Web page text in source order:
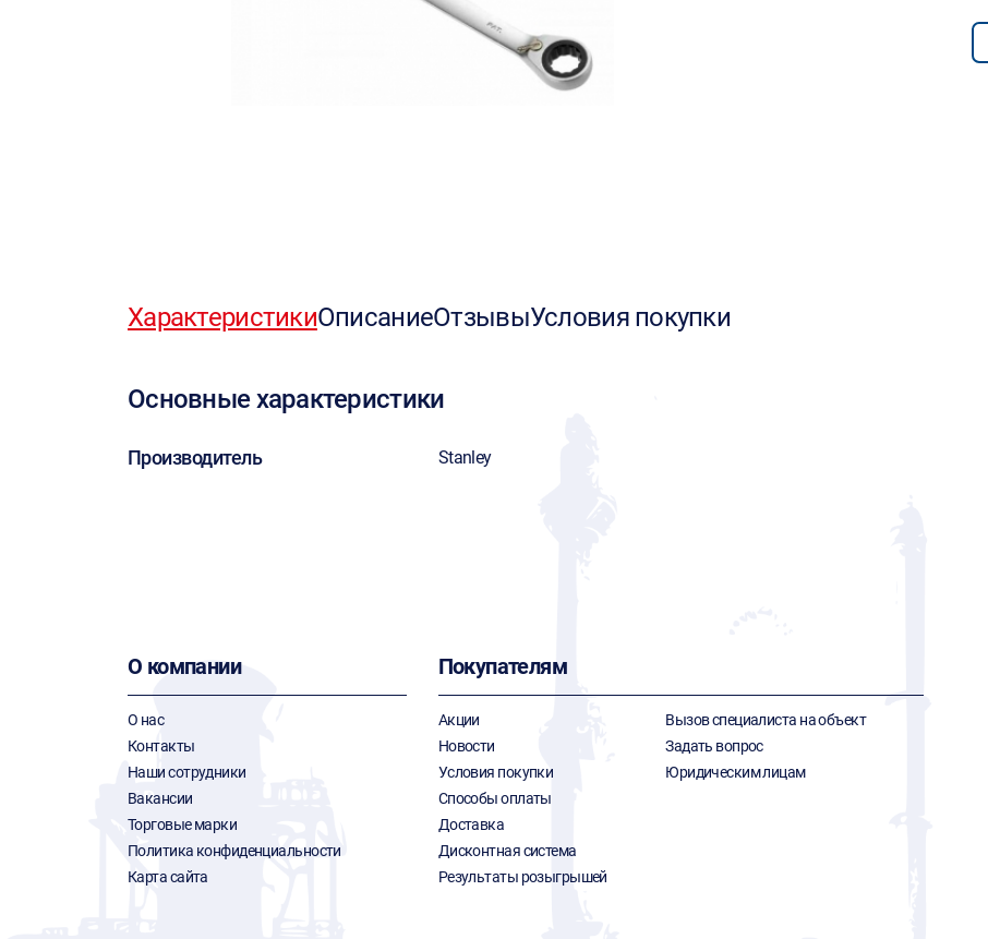
ХарактеристикиОписаниеОтзывыУсловия покупки
Основные характеристики
Производитель Stanley
О компании
О нас
Контакты
Наши сотрудники
Вакансии
Торговые марки
Политика конфиденциальности
Карта сайта
Покупателям
Акции
Новости
Условия покупки
Способы оплаты
Доставка
Дисконтная система
Результаты розыгрышей
Вызов специалиста на объект
Задать вопрос
Юридическим лицам